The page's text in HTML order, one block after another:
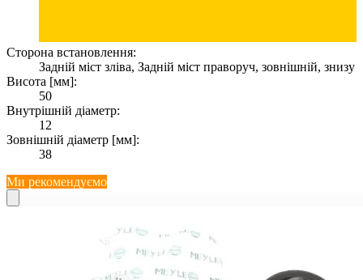
Сторона встановлення:
Задній міст зліва, Задній міст праворуч, зовнішній, знизу
Висота [мм]:
50
Внутрішній діаметр:
12
Зовнішній діаметр [мм]:
38
Ми рекомендуємо